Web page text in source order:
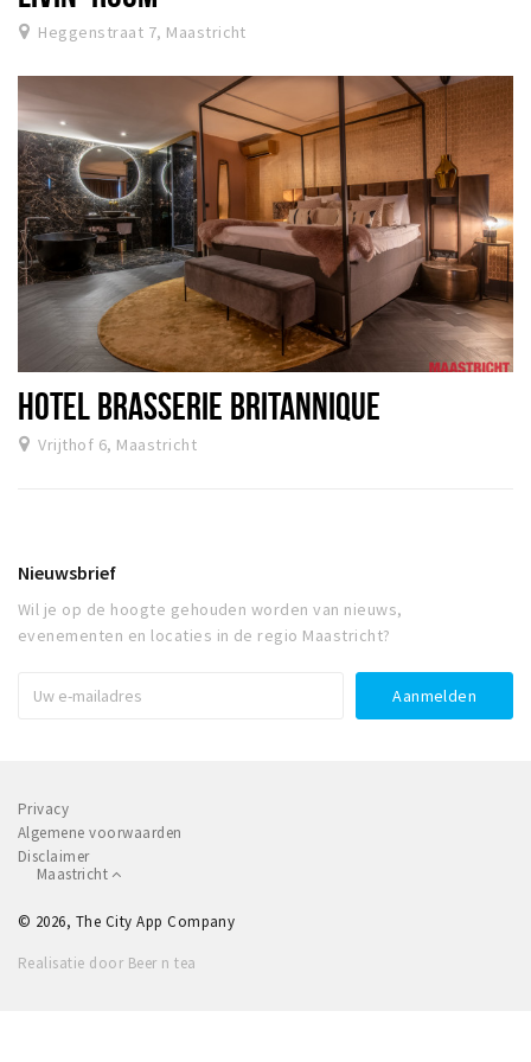
Heggenstraat 7, Maastricht
HOTEL BRASSERIE BRITANNIQUE
Vrijthof 6, Maastricht
Nieuwsbrief
Wil je op de hoogte gehouden worden van nieuws,
evenementen en locaties in de regio Maastricht?
Privacy
Algemene voorwaarden
Disclaimer
Maastricht
© 2026, The City App Company
Realisatie door Beer n tea